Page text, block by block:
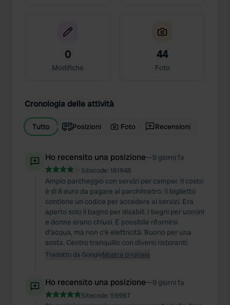
0
Modifiche
44
Foto
Cronologia delle attività
Tutto Posizioni Foto Recensioni
Ho recensito una posizione—9 giorni fa
Sitecode: 161948
Ampio parcheggio con servizi per camper. Il costo
è di 8 euro da pagare al parchimetro. Il biglietto
contiene un codice per accedere ai servizi. Era
aperto solo il bagno per disabili. I bagni per uomini
e donne erano chiusi. È possibile rifornirsi
d'acqua, ma non c'è elettricità. Buono per una
sosta. Centro tranquillo con diversi ristoranti.
Tradotto da GoogleMostra originale
Ho recensito una posizione—9 giorni fa
Sitecode: 59997